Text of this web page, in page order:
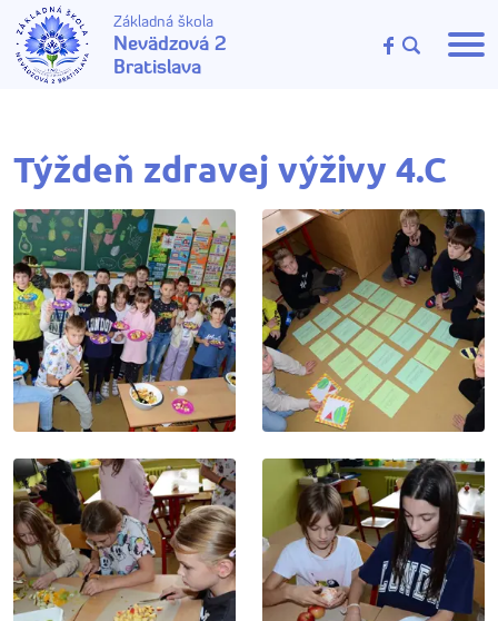
Základná škola
Nevädzová 2
Bratislava
Týždeň zdravej výživy 4.C